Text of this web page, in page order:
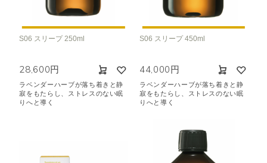
S06 スリープ 250ml
28,600円
ラベンダーハーブが落ち着きと静
寂をもたらし、ストレスのない眠
りへと導く
S06 スリープ 450ml
44,000円
ラベンダーハーブが落ち着きと静
寂をもたらし、ストレスのない眠
りへと導く